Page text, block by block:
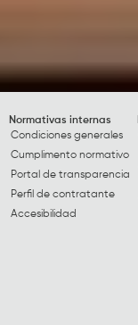
Normativas internas
Condiciones generales
Cumplimento normativo
Portal de transparencia
Perfil de contratante
Accesibilidad